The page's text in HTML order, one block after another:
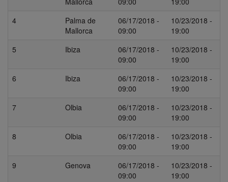
4
Palma de
Mallorca
06/17/2018 -
09:00
10/23/2018 -
19:00
5
Ibiza
06/17/2018 -
09:00
10/23/2018 -
19:00
6
Ibiza
06/17/2018 -
09:00
10/23/2018 -
19:00
7
Olbia
06/17/2018 -
09:00
10/23/2018 -
19:00
8
Olbia
06/17/2018 -
09:00
10/23/2018 -
19:00
9
Genova
06/17/2018 -
09:00
10/23/2018 -
19:00